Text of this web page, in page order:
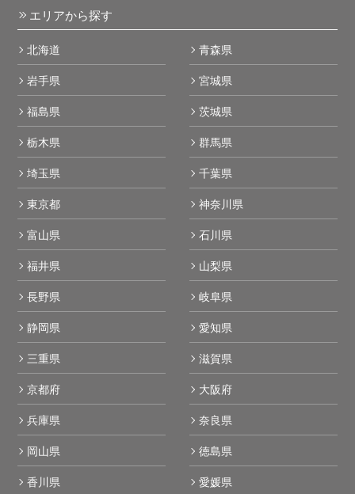
エリアから探す
北海道
青森県
岩手県
宮城県
福島県
茨城県
栃木県
群馬県
埼玉県
千葉県
東京都
神奈川県
富山県
石川県
福井県
山梨県
長野県
岐阜県
静岡県
愛知県
三重県
滋賀県
京都府
大阪府
兵庫県
奈良県
岡山県
徳島県
香川県
愛媛県